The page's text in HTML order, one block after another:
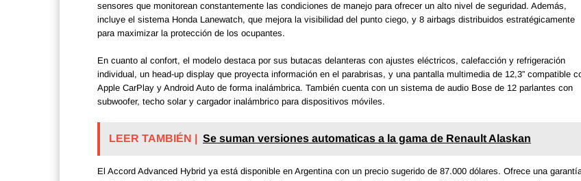
sensores que monitorean constantemente las condiciones de manejo para ofrecer un alto nivel de seguridad. Además,
incluye el sistema Honda Lanewatch, que mejora la visibilidad del punto ciego, y 8 airbags distribuidos estratégicamente
para maximizar la protección de los ocupantes.
En cuanto al confort, el modelo destaca por sus butacas delanteras con ajustes eléctricos, calefacción y refrigeración
individual, un head-up display que proyecta información en el parabrisas, y una pantalla multimedia de 12,3” compatible
Apple CarPlay y Android Auto de forma inalámbrica. También cuenta con un sistema de audio Bose de 12 parlantes con
subwoofer, techo solar y cargador inalámbrico para dispositivos móviles.
LEER TAMBIÉN | Se suman versiones automaticas a la gama de Renault Alaskan
El Accord Advanced Hybrid ya está disponible en Argentina con un precio sugerido de 87.000 dólares. Ofrece una